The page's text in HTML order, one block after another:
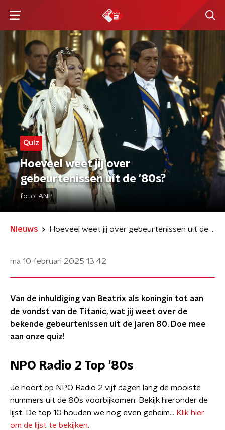
Quiz
Hoeveel weet jij over
gebeurtenissen uit de '80s?
foto: ANP
Nieuws Hoeveel weet jij over gebeurtenissen uit de '80s?
ma 10 februari 2025 13:42
Van de inhuldiging van Beatrix als koningin tot aan
de vondst van de Titanic, wat jij weet over de
bekende gebeurtenissen uit de jaren 80. Doe mee
aan onze quiz!
NPO Radio 2 Top '80s
Je hoort op NPO Radio 2 vijf dagen lang de mooiste
nummers uit de 80s voorbijkomen. Bekijk hieronder de
lijst. De top 10 houden we nog even geheim... Klik hier
om de lijst te bekijken.